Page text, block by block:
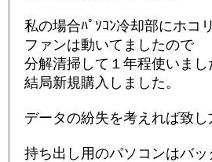
私の場合ﾊﾟｿｺﾝ冷却部にホコ
ファンは動いてましたので
分解清掃して１年程使いまし
結局新規購入しました。
データの紛失を考えれば致
持ち出し用のパソコンはバ